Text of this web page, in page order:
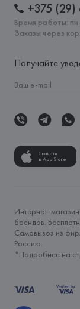
+375
Время работы:
Заказы через
Получайте
Скачать
в App Store
Интернет-
брендов.
Самовывоз из
Россию.
*Подробнее на